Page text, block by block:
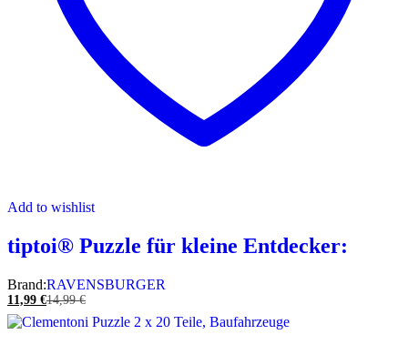
Add to wishlist
tiptoi® Puzzle für kleine Entdecker:
Brand:RAVENSBURGER
11,99 €14,99€